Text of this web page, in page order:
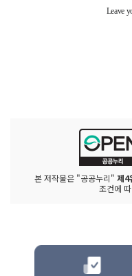
본 저작물은 "공공누리" 제4
조건에